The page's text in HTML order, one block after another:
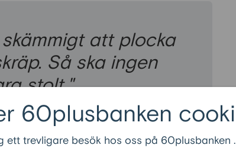
60plusbanken
ett trevligare besök hos oss på 60plusbanken
att plocka
Så ska ingen
stolt."